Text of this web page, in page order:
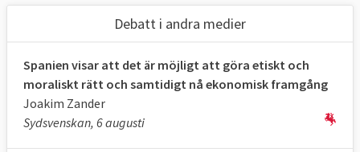
Debatt i andra medier
Spanien visar att det är möjligt att göra etiskt och
moraliskt rätt och samtidigt nå ekonomisk framgång
Joakim Zander
Sydsvenskan, 6 augusti